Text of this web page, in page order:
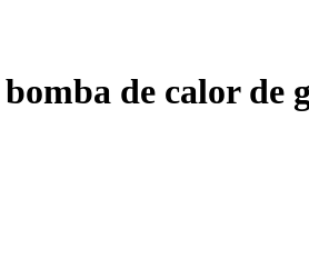
de calor de